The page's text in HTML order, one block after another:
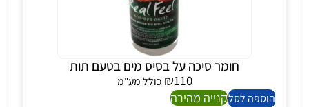
חומר סיכה על בסיס מים בטעם תות
₪110
כולל מע"מ
הוספה לסלקנייה מהירה